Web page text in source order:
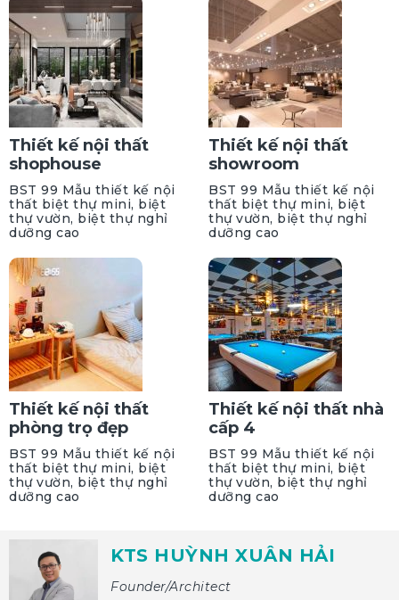
Thiết kế nội thất
shophouse
BST 99 Mẫu thiết kế nội
thất biệt thự mini, biệt
thự vườn, biệt thự nghỉ
dưỡng cao
Thiết kế nội thất
showroom
BST 99 Mẫu thiết kế nội
thất biệt thự mini, biệt
thự vườn, biệt thự nghỉ
dưỡng cao
Thiết kế nội thất
phòng trọ đẹp
BST 99 Mẫu thiết kế nội
thất biệt thự mini, biệt
thự vườn, biệt thự nghỉ
dưỡng cao
Thiết kế nội thất nhà
cấp 4
BST 99 Mẫu thiết kế nội
thất biệt thự mini, biệt
thự vườn, biệt thự nghỉ
dưỡng cao
KTS HUỲNH XUÂN HẢI
Founder/Architect